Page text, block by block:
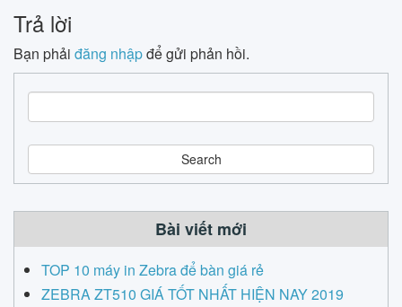
Trả lời
Bạn phải đăng nhậpđể gửi phản hồi.
e
a
r
c
Bài viết mới
TOP 10 máy in Zebra để bàn giá rẻ
ZEBRA ZT510 GIÁ TỐT NHẤT HIỆN NAY 2019